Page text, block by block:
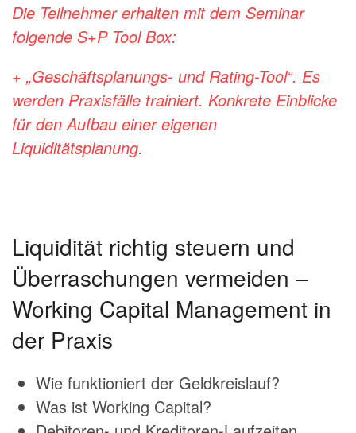
Die Teilnehmer erhalten mit dem Seminar
folgende S+P Tool Box:
+ „Geschäftsplanungs- und Rating-Tool“. Es
werden Praxisfälle trainiert. Konkrete Einblicke
für den Aufbau einer eigenen
Liquiditätsplanung.
Liquidität richtig steuern und
Überraschungen vermeiden –
Working Capital Management in
der Praxis
Wie funktioniert der Geldkreislauf?
Was ist Working Capital?